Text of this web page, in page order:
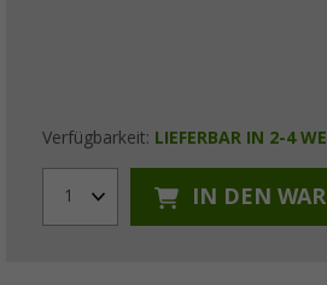
Verfügbarkeit: LIEFERBAR IN 2-4
1 IN DEN